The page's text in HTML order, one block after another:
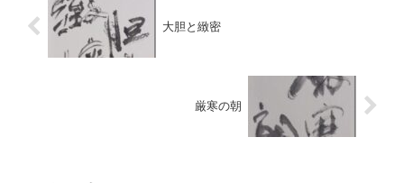
大胆と緻密
厳寒の朝